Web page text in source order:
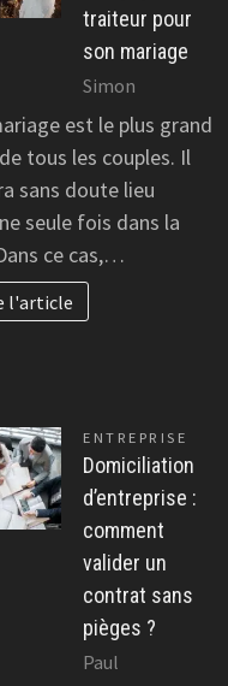
traiteur pour
son mariage
Simon
est le plus grand
tous les couples. Il
sans doute lieu
seule fois dans la
ce cas,…
l'article
ENTREPRISE
Domiciliation
d’entreprise :
comment
valider un
contrat sans
pièges ?
Paul